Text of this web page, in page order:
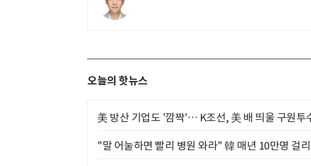
오늘의 핫뉴스
美 방산 기업도 '깜짝'… K조선, 美 배 띄울 구원투
"말 어눌하면 빨리 병원 와라" 韓 매년 10만명 걸